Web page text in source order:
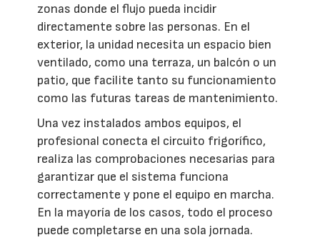
zonas donde el flujo pueda incidir
directamente sobre las personas. En el
exterior, la unidad necesita un espacio bien
ventilado, como una terraza, un balcón o un
patio, que facilite tanto su funcionamiento
como las futuras tareas de mantenimiento.
Una vez instalados ambos equipos, el
profesional conecta el circuito frigorífico,
realiza las comprobaciones necesarias para
garantizar que el sistema funciona
correctamente y pone el equipo en marcha.
En la mayoría de los casos, todo el proceso
puede completarse en una sola jornada.